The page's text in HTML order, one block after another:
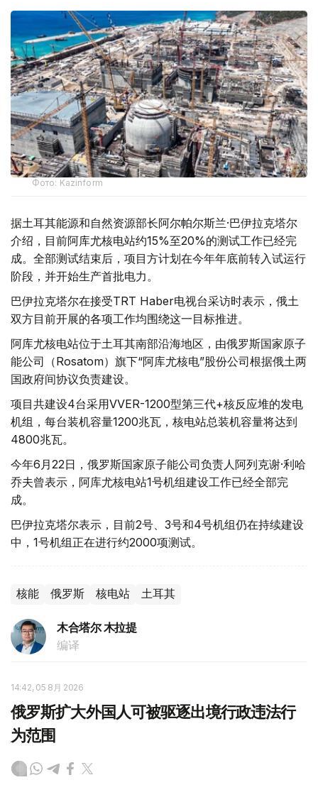
Фото: Kazinform
据土耳其能源和自然资源部长阿尔帕尔斯兰·巴伊拉克塔尔
介绍，目前阿库尤核电站约15%至20%的测试工作已经完
成。全部测试结束后，项目方计划在今年年底前转入试运行
阶段，并开始生产首批电力。
巴伊拉克塔尔在接受TRT Haber电视台采访时表示，俄土
双方目前开展的各项工作均围绕这一目标推进。
阿库尤核电站位于土耳其南部沿海地区，由俄罗斯国家原子
能公司（Rosatom）旗下“阿库尤核电”股份公司根据俄土两
国政府间协议负责建设。
项目共建设4台采用VVER-1200型第三代+核反应堆的发电
机组，每台装机容量1200兆瓦，核电站总装机容量将达到
4800兆瓦。
今年6月22日，俄罗斯国家原子能公司负责人阿列克谢·利哈
乔夫曾表示，阿库尤核电站1号机组建设工作已经全部完
成。
巴伊拉克塔尔表示，目前2号、3号和4号机组仍在持续建设
中，1号机组正在进行约2000项测试。
核能 俄罗斯 核电站 土耳其
木合塔尔 木拉提
编译
14:42, 05 8月 2026
俄罗斯扩大外国人可被驱逐出境行政违法行
为范围